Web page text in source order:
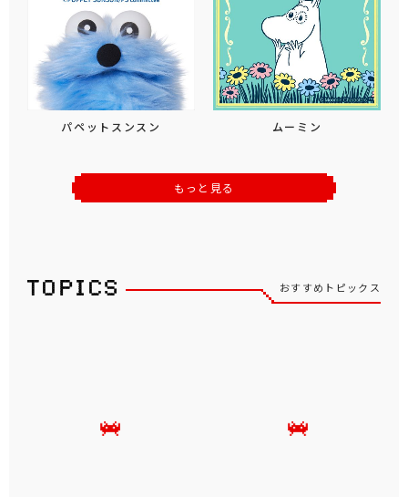
パペットスンスン ムーミン
もっと見る
おすすめトピックス